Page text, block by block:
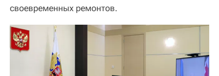
своевременных ремонтов.